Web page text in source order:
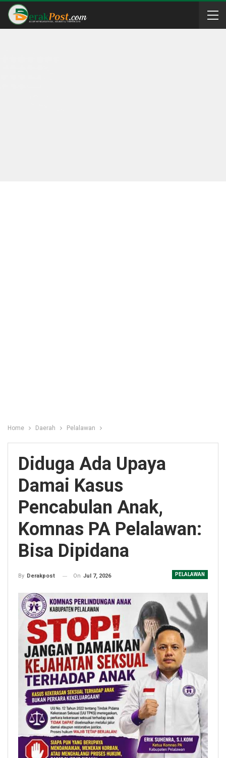
Home Daerah Pelalawan
Diduga Ada Upaya
Damai Kasus
Pencabulan Anak,
Komnas PA Pelalawan:
Bisa Dipidana
PELALAWAN
By Derakpost On Jul 7, 2026